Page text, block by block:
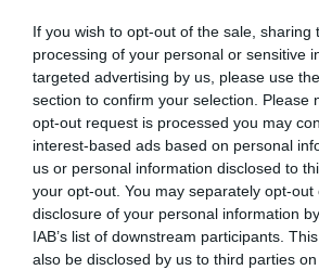
If you wish to opt-out of the sale, sharing
processing of your personal or sensitive
targeted advertising by us, please use
section to confirm your selection. Please
opt-out request is processed you may
interest-based ads based on personal
us or personal information disclosed to
your opt-out. You may separately opt-
disclosure of your personal information
IAB’s list of downstream participants.
also be disclosed by us to third parties
Berlino 2006, una notte da
18 Luglio 2026